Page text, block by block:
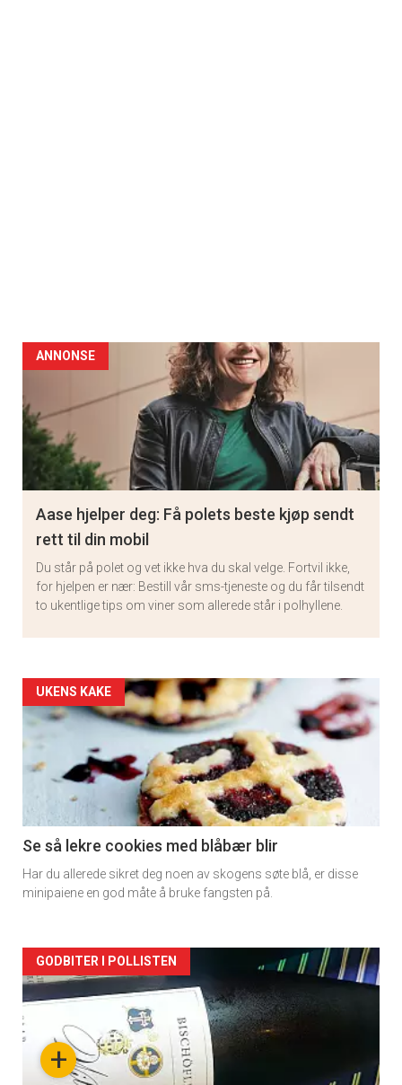
ANNONSE
Aase hjelper deg: Få polets beste kjøp sendt
rett til din mobil
Du står på polet og vet ikke hva du skal velge. Fortvil ikke,
for hjelpen er nær: Bestill vår sms-tjeneste og du får tilsendt
to ukentlige tips om viner som allerede står i polhyllene.
Artikler
detail
-
section
11
UKENS KAKE
Se så lekre cookies med blåbær blir
Har du allerede sikret deg noen av skogens søte blå, er disse
minipaiene en god måte å bruke fangsten på.
Artikler
detail
-
+
GODBITER I POLLISTEN